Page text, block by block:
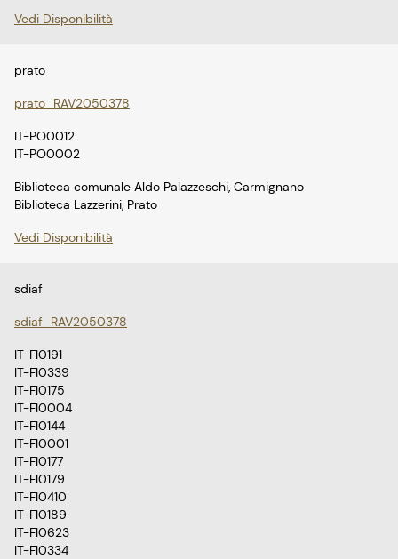
Vedi Disponibilità
prato
prato_RAV2050378
IT-PO0012
IT-PO0002
Biblioteca comunale Aldo Palazzeschi, Carmignano
Biblioteca Lazzerini, Prato
Vedi Disponibilità
sdiaf
sdiaf_RAV2050378
IT-FI0191
IT-FI0339
IT-FI0175
IT-FI0004
IT-FI0144
IT-FI0001
IT-FI0177
IT-FI0179
IT-FI0410
IT-FI0189
IT-FI0623
IT-FI0334